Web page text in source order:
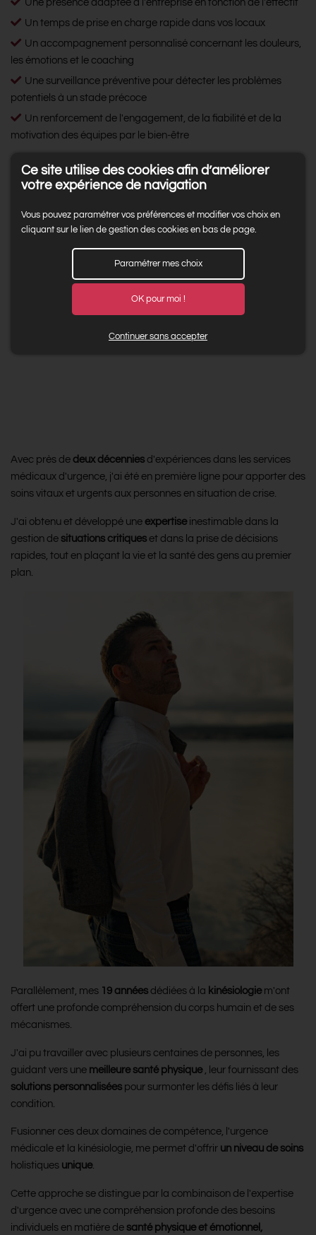
Un temps de prise en charge rapide dans vos locaux
Un accompagnement personnalisé concernant les douleurs,
les émotions et le coaching
Une surveillance préventive pour détecter les problèmes
potentiels à un stade précoce
Un renforcement de l'engagement, de la fiabilité et de la
motivation des équipes par le bien-être
J’en profite !
Avec près de deux décennies d'expériences dans les services
médicaux d'urgence, j'ai été en première ligne pour apporter des
soins vitaux et urgents aux personnes en situation de crise.
J'ai obtenu et développé une expertiseinestimable dans la
gestion de situations critiques et dans la prise de décisions
rapides, tout en plaçant la vie et la santé des gens au premier
plan.
Parallèlement, mes 19 années dédiées à la kinésiologiem'ont
offert une profonde compréhension du corps humain et de ses
mécanismes.
J'ai pu travailler avec plusieurs centaines de personnes, les
guidant vers une meilleure santé physique
, leur fournissant des
solutions personnalisées pour surmonter les défis liés à leur
condition.
Fusionner ces deux domaines de compétence, l'urgence
médicale et la kinésiologie, me permet d'offrir un niveau de soins
holistiques unique.
Cette approche se distingue par la combinaison de l'expertise
d'urgence avec une compréhension profonde des besoins
individuels en matière de santé physique et émotionnel,
Ce site utilise des cookies afin d’améliorer
votre expérience de navigation
Vous pouvez paramétrer vos préférences et modifier vos choix en
cliquant sur le lien de gestion des cookies en bas de page.
Paramétrer mes choix
OK pour moi !
Continuer sans accepter